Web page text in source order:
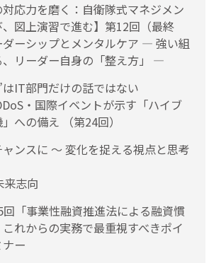
対応力を磨く：自衛隊式マネジメン
、図上演習で進む】第12回（最終
ダーシップとメンタルケア ― 強い組
リーダー自身の「整え方」 ―
はIT部門だけの話ではない
・国際イベントが示す「ハイブ
への備え （第24回）
ャンスに 〜 変化を捉える視点と思考
来志向
回「事業性融資推進法による融資慣
れからの実務で最重視すべきポイ
ー